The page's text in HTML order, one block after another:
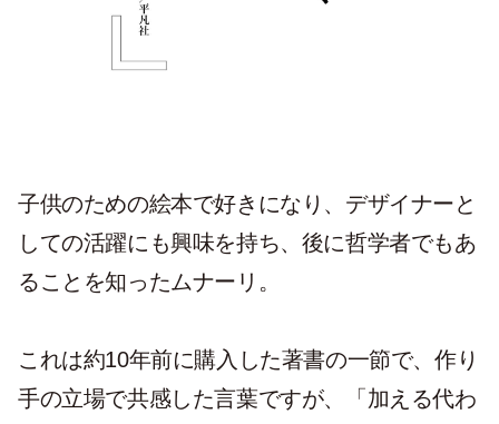
子供のための絵本で好きになり、デザイナーと
しての活躍にも興味を持ち、後に哲学者でもあ
ることを知ったムナーリ。
これは約10年前に購入した著書の一節で、作り
手の立場で共感した言葉ですが、「加える代わ